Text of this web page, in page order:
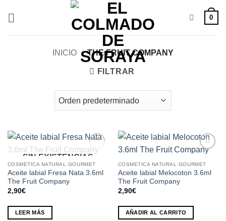
0
INICIO / THE FRUIT COMPANY
FILTRAR
Añadir
a la
lista de
SIN EXISTENCIAS
COSMETICA NATURAL GOURMET
Aceite labial Fresa Nata 3.6ml
The Fruit Company
2,90€
LEER MÁS
a la
lista de
COSMETICA NATURAL GOURMET
Aceite labial Melocoton 3.6ml
The Fruit Company
2,90€
AÑADIR AL CARRITO